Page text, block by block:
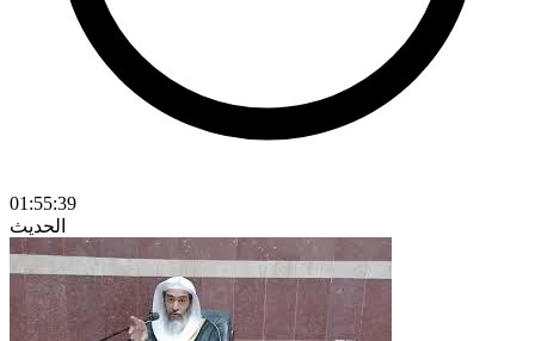
01:55:39
الحديث